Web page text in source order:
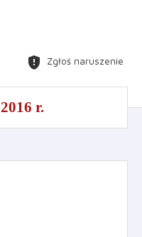
gpp_maybe Zgłoś naruszenie
2016 r.